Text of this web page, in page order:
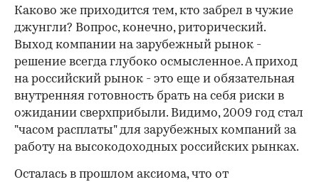
Каково же приходится тем, кто забрел в чужие
джунгли? Вопрос, конечно, риторический.
Выход компании на зарубежный рынок -
решение всегда глубоко осмысленное. А приход
на российский рынок - это еще и обязательная
внутренняя готовность брать на себя риски в
ожидании сверхприбыли. Видимо, 2009 год стал
"часом расплаты" для зарубежных компаний за
работу на высокодоходных российских рынках.
Осталась в прошлом аксиома, что от